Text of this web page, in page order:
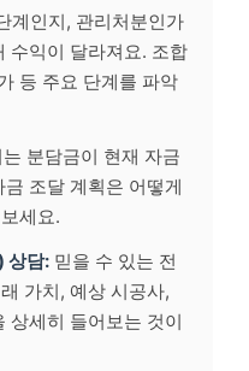
계인지, 관리처분인가
수익이 달라져요. 조합
등 주요 단계를 파악
분담금이 현재 자금
조달 계획은 어떻게
세요.
상담: 믿을 수 있는 전
가치, 예상 시공사,
상세히 들어보는 것이